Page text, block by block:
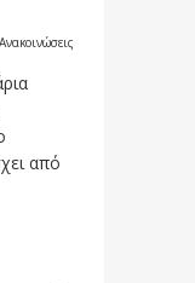
από